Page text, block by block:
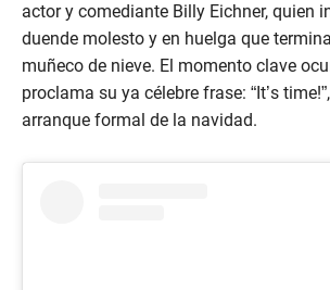
actor y comediante Billy Eichner, quien
duende molesto y en huelga que
muñeco de nieve. El momento clave
proclama su ya célebre frase: “It’s
arranque formal de la navidad.